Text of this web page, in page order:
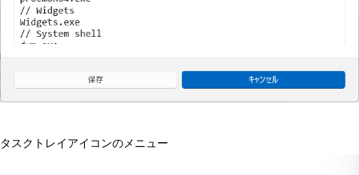
タスクトレイアイコンのメニュー